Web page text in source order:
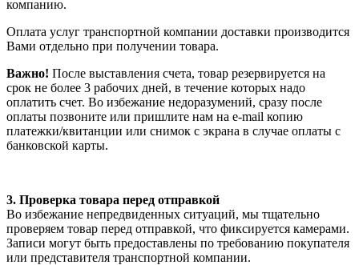
компанию.
Оплата услуг транспортной компании доставки производится
Вами отдельно при получении товара.
Важно! После выставления счета, товар резервируется на
срок не более 3 рабочих дней, в течение которых надо
оплатить счет. Во избежание недоразумений, сразу после
оплаты позвоните или пришлите нам на e-mail копию
платежки/квитанции или снимок с экрана в случае оплаты с
банковской карты.
3. Проверка товара перед отправкой
Во избежание непредвиденных ситуаций, мы тщательно
проверяем товар перед отправкой, что фиксируется камерами.
Записи могут быть предоставлены по требованию покупателя
или представителя транспортной компании.